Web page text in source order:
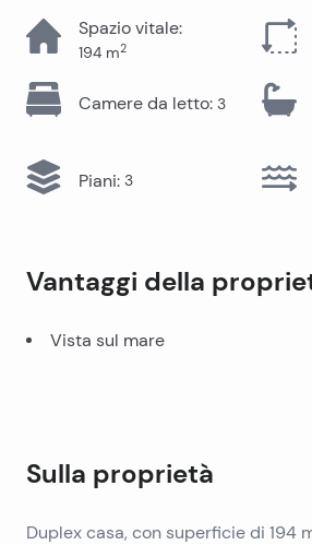
Spazio vitale:
194 m2
Camere da letto: 3
Piani: 3
Vantaggi della
Vista sul mare
Sulla proprietà
Duplex casa, con superficie di 194